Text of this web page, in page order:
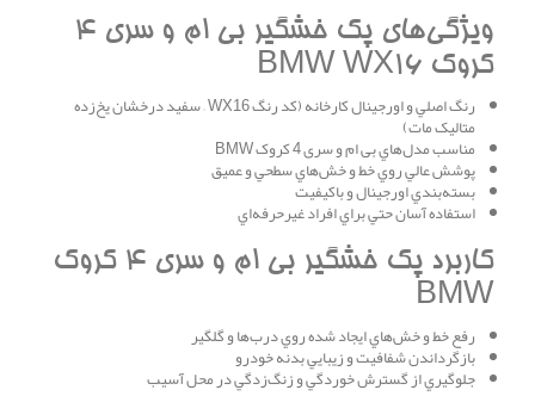
ويژگي‌هاي پک خشگير بی ام و سری 4
کروک BMW WX16
رنگ اصلي و اورجينال کارخانه (کد رنگ WX16 – سفيد درخشان يخ‌زده
متاليک مات)
مناسب مدل‌هاي بی ام و سری 4 کروک BMW
پوشش عالي روي خط و خش‌هاي سطحي و عميق
بسته‌بندي اورجينال و باکيفيت
استفاده آسان حتي براي افراد غيرحرفه‌اي
کاربرد پک خشگير بی ام و سری 4 کروک
BMW
رفع خط و خش‌هاي ايجاد شده روي درب‌ها و گلگير
بازگرداندن شفافيت و زيبايي بدنه خودرو
جلوگيري از گسترش خوردگي و زنگ‌زدگي در محل آسيب